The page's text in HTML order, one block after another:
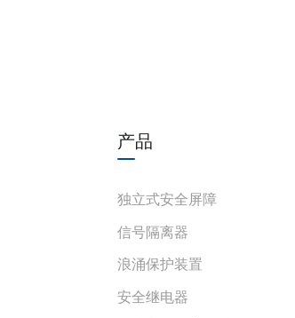
产品
独立式安全屏障
信号隔离器
浪涌保护装置
安全继电器